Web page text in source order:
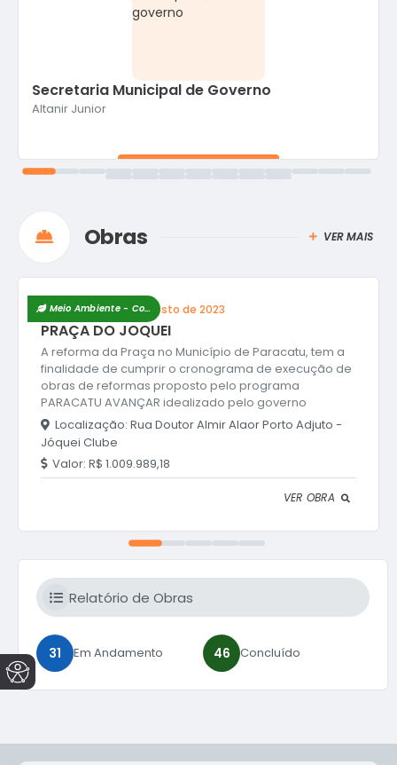
Secretaria Municipal de Governo
Altanir Junior
Obras VER MAIS
Meio Ambiente - Concluído
PRAÇA DO JOQUEI
A reforma da Praça no Município de Paracatu, tem a
finalidade de cumprir o cronograma de execução de
obras de reformas proposto pelo programa
PARACATU AVANÇAR idealizado pelo governo
municipal que objetiva a melhoria das praças
públicas, promovendo o lazer, cultura e qualidade de
vida da população. Destaca-se que a praça foi
construída parcialmente e devido à ausência de
algumas áreas sem a estrutura necessária para que
Conclusão:28 de Agosto de 2023
Localização: Rua Doutor Almir Alaor Porto Adjuto -
Jóquei Clube
Valor: R$ 1.009.989,18
VER OBRA
Relatório de Obras
31 Em Andamento 46 Concluído